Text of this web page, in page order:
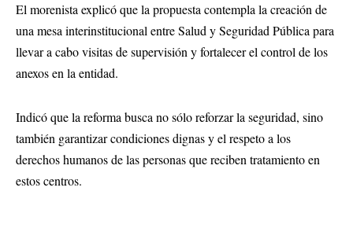
El morenista explicó que la propuesta contempla la creación de
una mesa interinstitucional entre Salud y Seguridad Pública para
llevar a cabo visitas de supervisión y fortalecer el control de los
anexos en la entidad.
Indicó que la reforma busca no sólo reforzar la seguridad, sino
también garantizar condiciones dignas y el respeto a los
derechos humanos de las personas que reciben tratamiento en
estos centros.